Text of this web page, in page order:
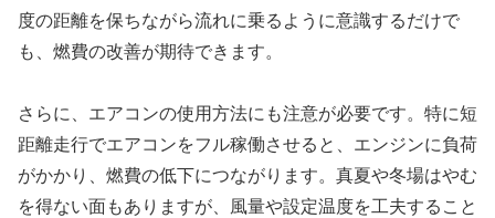
度の距離を保ちながら流れに乗るように意識するだけで
も、燃費の改善が期待できます。
さらに、エアコンの使用方法にも注意が必要です。特に短
距離走行でエアコンをフル稼働させると、エンジンに負荷
がかかり、燃費の低下につながります。真夏や冬場はやむ
を得ない面もありますが、風量や設定温度を工夫すること